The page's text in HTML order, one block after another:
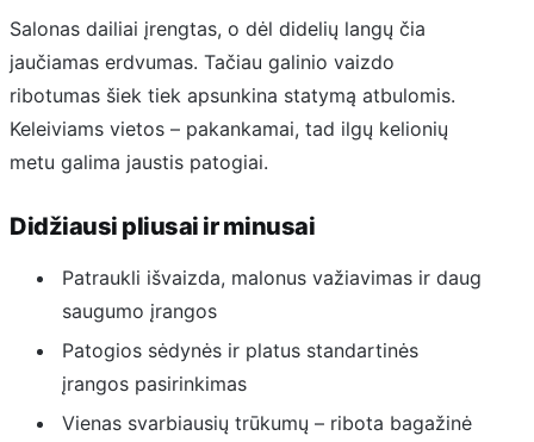
Salonas dailiai įrengtas, o dėl didelių langų čia
jaučiamas erdvumas. Tačiau galinio vaizdo
ribotumas šiek tiek apsunkina statymą atbulomis.
Keleiviams vietos – pakankamai, tad ilgų kelionių
metu galima jaustis patogiai.
Didžiausi pliusai ir minusai
Patraukli išvaizda, malonus važiavimas ir daug
saugumo įrangos
Patogios sėdynės ir platus standartinės
įrangos pasirinkimas
Vienas svarbiausių trūkumų – ribota bagažinė